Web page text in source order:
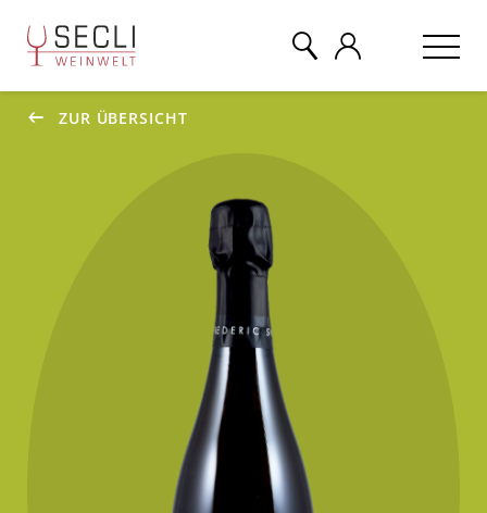
ZUR ÜBERSICHT